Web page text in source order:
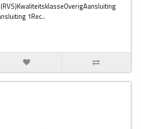
1Rec..